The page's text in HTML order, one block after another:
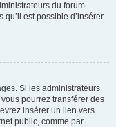
du forum
est possible d’insérer
Si les administrateurs
pourrez transférer des
insérer un lien vers
public, comme par